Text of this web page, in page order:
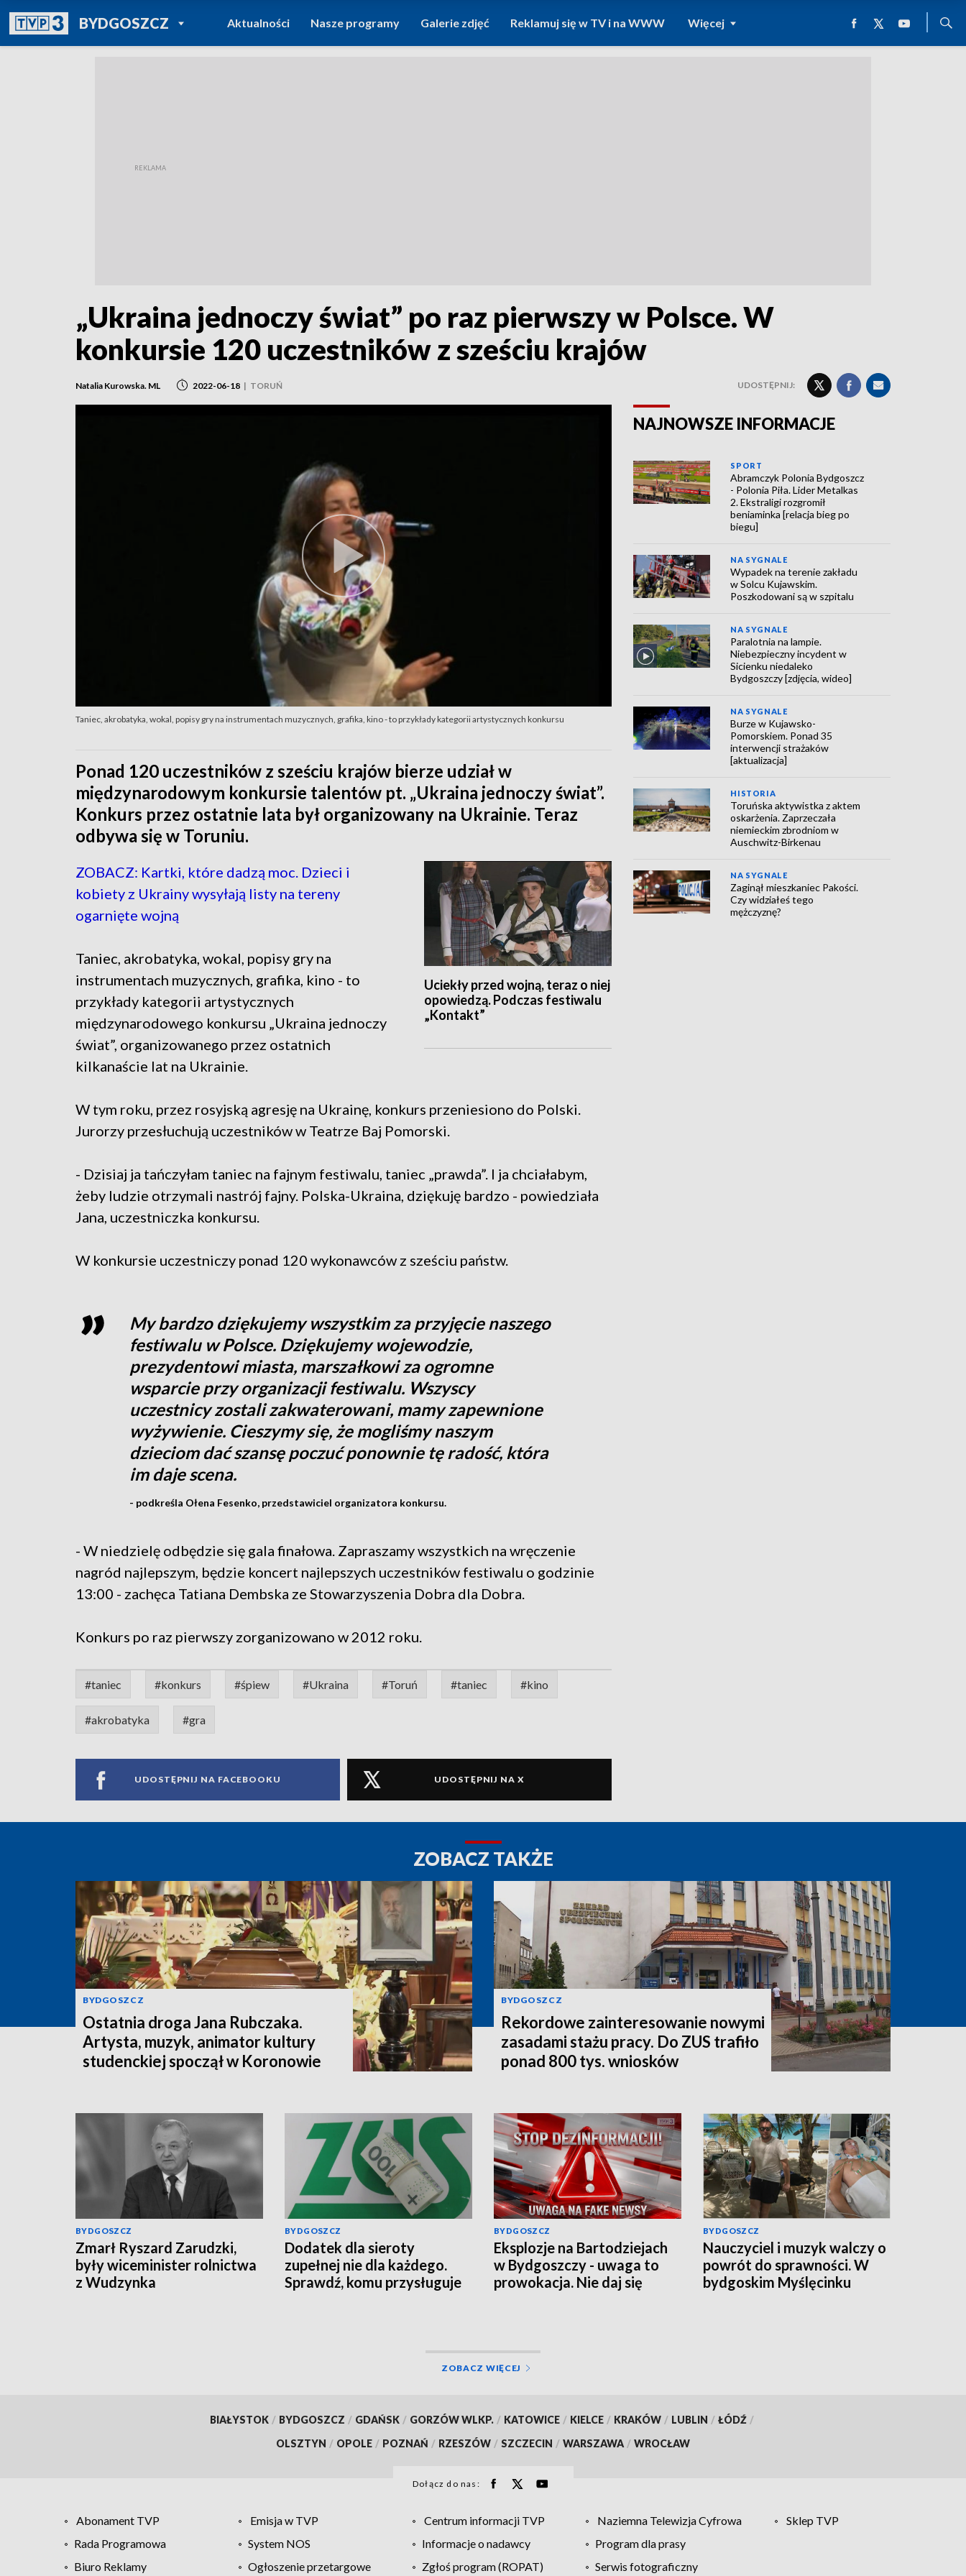
BYDGOSZCZPOWRÓT DO
TVP REGIONY
Aktualności Nasze programy Galerie zdjęć Reklamuj się w TV i na WWW Więcej
„Ukraina jednoczy świat” po raz pierwszy w Polsce. W
konkursie 120 uczestników z sześciu krajów
Natalia Kurowska. ML 2022-06-18 | TORUŃ UDOSTĘPNIJ:
Taniec, akrobatyka, wokal, popisy gry na instrumentach muzycznych, grafika, kino - to przykłady kategorii artystycznych konkursu
Ponad 120 uczestników z sześciu krajów bierze udział w
międzynarodowym konkursie talentów pt. „Ukraina jednoczy świat”.
Konkurs przez ostatnie lata był organizowany na Ukrainie. Teraz
odbywa się w Toruniu.
Uciekły przed wojną, teraz o niej
opowiedzą. Podczas festiwalu
„Kontakt”
ZOBACZ: Kartki, które dadzą moc. Dzieci i
kobiety z Ukrainy wysyłają listy na tereny
ogarnięte wojną
Taniec, akrobatyka, wokal, popisy gry na
instrumentach muzycznych, grafika, kino - to
przykłady kategorii artystycznych
międzynarodowego konkursu „Ukraina jednoczy
świat”, organizowanego przez ostatnich
kilkanaście lat na Ukrainie.
W tym roku, przez rosyjską agresję na Ukrainę, konkurs przeniesiono do Polski.
Jurorzy przesłuchują uczestników w Teatrze Baj Pomorski.
- Dzisiaj ja tańczyłam taniec na fajnym festiwalu, taniec „prawda”. I ja chciałabym,
żeby ludzie otrzymali nastrój fajny. Polska-Ukraina, dziękuję bardzo - powiedziała
Jana, uczestniczka konkursu.
W konkursie uczestniczy ponad 120 wykonawców z sześciu państw.
My bardzo dziękujemy wszystkim za przyjęcie naszego
festiwalu w Polsce. Dziękujemy wojewodzie,
prezydentowi miasta, marszałkowi za ogromne
wsparcie przy organizacji festiwalu. Wszyscy
uczestnicy zostali zakwaterowani, mamy zapewnione
wyżywienie. Cieszymy się, że mogliśmy naszym
dzieciom dać szansę poczuć ponownie tę radość, która
im daje scena.
- podkreśla Ołena Fesenko, przedstawiciel organizatora konkursu.
- W niedzielę odbędzie się gala finałowa. Zapraszamy wszystkich na wręczenie
nagród najlepszym, będzie koncert najlepszych uczestników festiwalu o godzinie
13:00 - zachęca Tatiana Dembska ze Stowarzyszenia Dobra dla Dobra.
Konkurs po raz pierwszy zorganizowano w 2012 roku.
#taniec #konkurs #śpiew #Ukraina #Toruń #taniec #kino
#akrobatyka #gra
UDOSTĘPNIJ NA FACEBOOKU UDOSTĘPNIJ NA X
NAJNOWSZE INFORMACJE
SPORT
Abramczyk Polonia Bydgoszcz
- Polonia Piła. Lider Metalkas
2. Ekstraligi rozgromił
beniaminka [relacja bieg po
biegu]
NA SYGNALE
Wypadek na terenie zakładu
w Solcu Kujawskim.
Poszkodowani są w szpitalu
NA SYGNALE
Paralotnia na lampie.
Niebezpieczny incydent w
Sicienku niedaleko
Bydgoszczy [zdjęcia, wideo]
NA SYGNALE
Burze w Kujawsko-
Pomorskiem. Ponad 35
interwencji strażaków
[aktualizacja]
HISTORIA
Toruńska aktywistka z aktem
oskarżenia. Zaprzeczała
niemieckim zbrodniom w
Auschwitz-Birkenau
NA SYGNALE
Zaginął mieszkaniec Pakości.
Czy widziałeś tego
mężczyznę?
ZOBACZ TAKŻE
BYDGOSZCZ
Ostatnia droga Jana Rubczaka.
Artysta, muzyk, animator kultury
studenckiej spoczął w Koronowie
BYDGOSZCZ
Rekordowe zainteresowanie nowymi
zasadami stażu pracy. Do ZUS trafiło
ponad 800 tys. wniosków
BYDGOSZCZ
Zmarł Ryszard Zarudzki,
były wiceminister rolnictwa
z Wudzynka
BYDGOSZCZ
Dodatek dla sieroty
zupełnej nie dla każdego.
Sprawdź, komu przysługuje
BYDGOSZCZ
Eksplozje na Bartodziejach
w Bydgoszczy - uwaga to
prowokacja. Nie daj się
BYDGOSZCZ
Nauczyciel i muzyk walczy o
powrót do sprawności. W
bydgoskim Myślęcinku
ZOBACZ WIĘCEJ
BIAŁYSTOK / BYDGOSZCZ / GDAŃSK / GORZÓW WLKP. / KATOWICE / KIELCE / KRAKÓW / LUBLIN / ŁÓDŹ /
OLSZTYN / OPOLE / POZNAŃ / RZESZÓW / SZCZECIN / WARSZAWA / WROCŁAW
Dołącz do nas:
Abonament TVP Emisja w TVP Centrum informacji TVP Naziemna Telewizja Cyfrowa
Sklep TVP
Rada Programowa
System NOS Informacje o nadawcy
Program dla prasy
Biuro Reklamy
Ogłoszenie przetargowe Zgłoś program (ROPAT) Serwis fotograficzny